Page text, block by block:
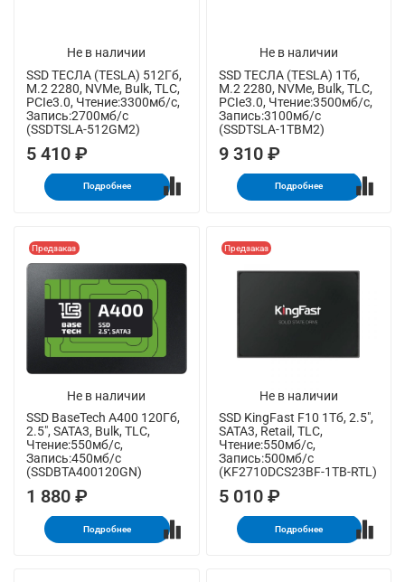
Не в наличии
SSD ТЕСЛА (TESLA) 512Гб,
M.2 2280, NVMe, Bulk, TLC,
PCIe3.0, Чтение:3300мб/с,
Запись:2700мб/с
(SSDTSLA-512GM2)
5 410 ₽
Подробнее
Не в наличии
SSD ТЕСЛА (TESLA) 1Тб,
M.2 2280, NVMe, Bulk, TLC,
PCIe3.0, Чтение:3500мб/с,
Запись:3100мб/с
(SSDTSLA-1TBM2)
9 310 ₽
Подробнее
Не в наличии
Предзаказ
SSD BaseTech A400 120Гб,
2.5", SATA3, Bulk, TLC,
Чтение:550мб/с,
Запись:450мб/с
(SSDBTA400120GN)
1 880 ₽
Подробнее
Не в наличии
Предзаказ
SSD KingFast F10 1Тб, 2.5",
SATA3, Retail, TLC,
Чтение:550мб/с,
Запись:500мб/с
(KF2710DCS23BF-1TB-RTL)
5 010 ₽
Подробнее